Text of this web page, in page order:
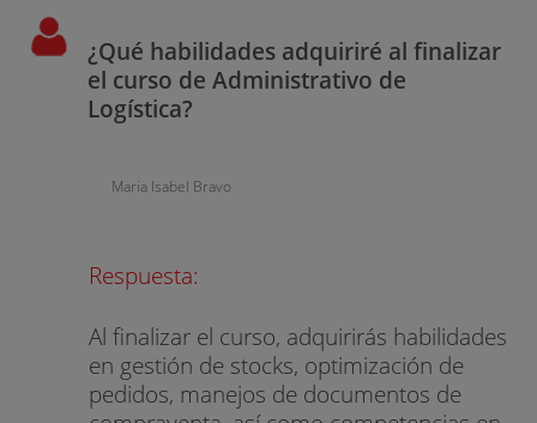
¿Qué habilidades adquiriré al finalizar
el curso de Administrativo de
Logística?
Maria Isabel Bravo
Respuesta:
Al finalizar el curso, adquirirás habilidades
en gestión de stocks, optimización de
pedidos, manejos de documentos de